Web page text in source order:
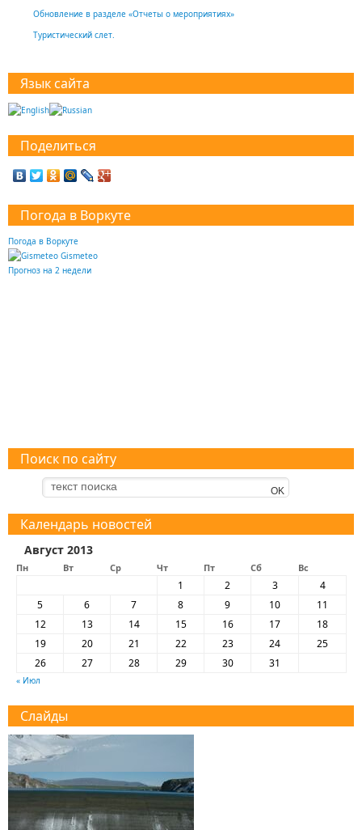
Обновление в разделе «Отчеты о мероприятиях»
Туристический слет.
Язык сайта
Поделиться
Погода в Воркуте
Погода в Воркуте
Gismeteo
Прогноз на 2 недели
Поиск по сайту
Календарь новостей
Август 2013
Пн Вт Ср Чт Пт Сб Вс
« Июл
1 2 3
4
5
6 7 8 9 10
11
12
13 14 15 16 17
18
19
20 21 22 23 24
25
26
27 28 29 30 31
Слайды